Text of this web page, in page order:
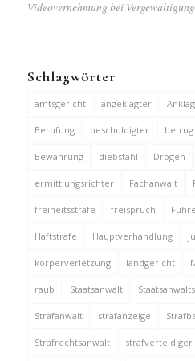
Videovernehmung bei Vergewaltigung
Schlagwörter
amtsgericht angeklagter
Berufung beschuldigter betrug
Bewährung diebstahl Drogen
ermittlungsrichter Fachanwalt
freiheitsstrafe freispruch
Haftstrafe Hauptverhandlung
körperverletzung landgericht
raub Staatsanwalt
Strafanwalt strafanzeige
Strafrechtsanwalt strafverteidiger